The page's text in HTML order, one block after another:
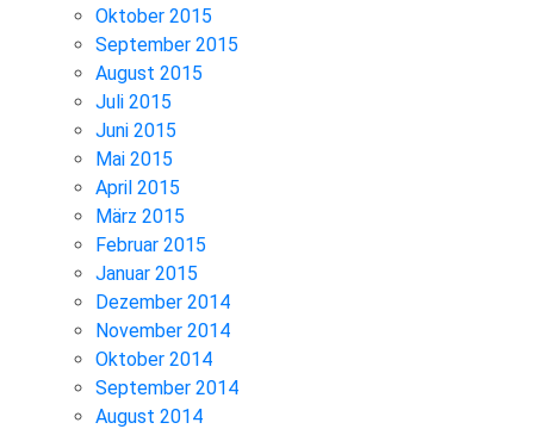
Oktober 2015
September 2015
August 2015
Juli 2015
Juni 2015
Mai 2015
April 2015
März 2015
Februar 2015
Januar 2015
Dezember 2014
November 2014
Oktober 2014
September 2014
August 2014